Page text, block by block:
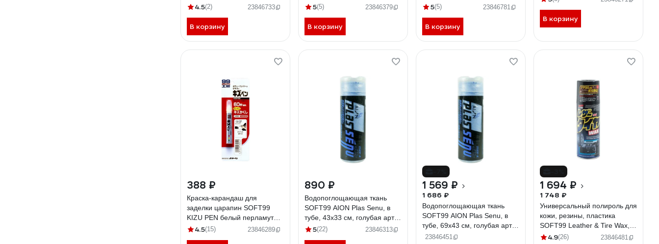
темных, 300 г 5823
4.5(2) 23846733
В корзину
5(5) 23846379
В корзину
блеска, для всех цветов, 200 г
5(5) 23846781
В корзину
В корзину
388 ₽
Краска-карандаш для
заделки царапин SOFT99
KIZU PEN белый перламутр,
карандаш, 20 г арт. 08051
4.5(15) 23846289
890 ₽
Водопоглощающая ткань
SOFT99 AION Plas Senu, в
тубе, 43x33 см, голубая арт.
302B 5154
5(22) 23846313
1 569 ₽
1 686 ₽
Водопоглощающая ткань
SOFT99 AION Plas Senu, в
тубе, 69x43 см, голубая арт.
301B 5152
23846451
1 694 ₽
1 748 ₽
Универсальный полироль для
кожи, резины, пластика
SOFT99 Leather & Tire Wax,
420 мл арт. 02001/10226 2360
4.9(26) 23846481